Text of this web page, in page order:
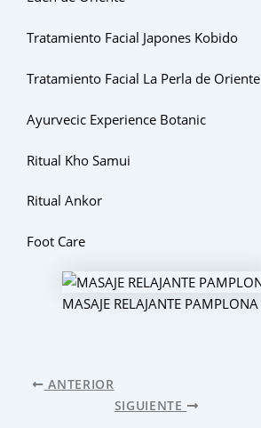
Tratamiento Facial Japones Kobido
Tratamiento Facial La Perla de Oriente
Ayurvecic Experience Botanic
Ritual Kho Samui
Ritual Ankor
Foot Care
MASAJE RELAJANTE PAMPLONA
ANTERIOR
SIGUIENTE